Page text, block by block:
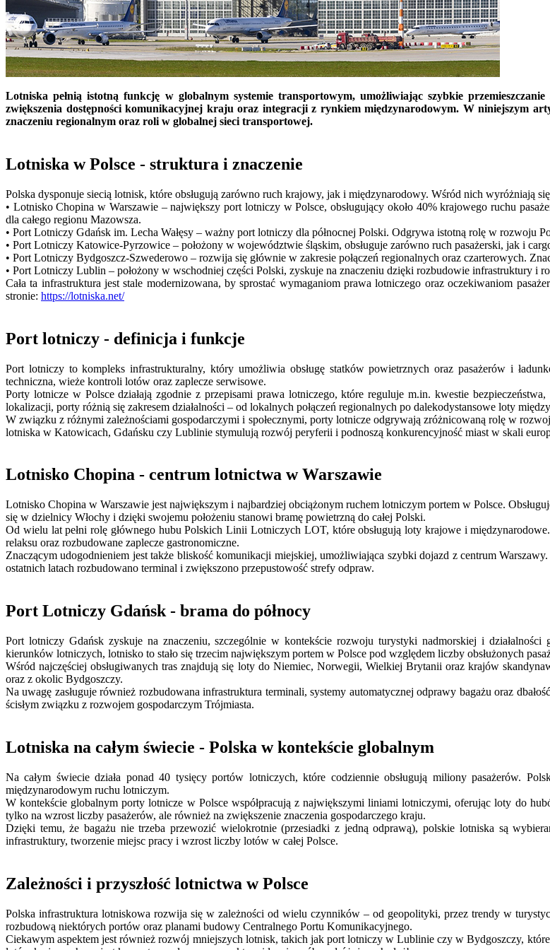
Lotniska pełnią istotną funkcję w globalnym systemie transportowym, umożliwiając szybkie
zwiększenia dostępności komunikacyjnej kraju oraz integracji z rynkiem międzynarodowym. W niniejszym
znaczeniu regionalnym oraz roli w globalnej sieci transportowej.
Lotniska w Polsce - struktura i znaczenie
Polska dysponuje siecią lotnisk, które obsługują zarówno ruch krajowy, jak i międzynarodowy. Wśród nich wyróżniają
• Lotnisko Chopina w Warszawie – największy port lotniczy w Polsce, obsługujący około 40% krajowego ruchu
dla całego regionu Mazowsza.
• Port Lotniczy Gdańsk im. Lecha Wałęsy – ważny port lotniczy dla północnej Polski. Odgrywa istotną rolę w rozwoju
• Port Lotniczy Katowice-Pyrzowice – położony w województwie śląskim, obsługuje zarówno ruch pasażerski, jak i
• Port Lotniczy Bydgoszcz-Szwederowo – rozwija się głównie w zakresie połączeń regionalnych oraz czarterowych.
• Port Lotniczy Lublin – położony w wschodniej części Polski, zyskuje na znaczeniu dzięki rozbudowie infrastruktury i
Cała ta infrastruktura jest stale modernizowana, by sprostać wymaganiom prawa lotniczego oraz oczekiwaniom
stronie: https://lotniska.net/
Port lotniczy - definicja i funkcje
Port lotniczy to kompleks infrastrukturalny, który umożliwia obsługę statków powietrznych oraz pasażerów i
techniczna, wieże kontroli lotów oraz zaplecze serwisowe.
Porty lotnicze w Polsce działają zgodnie z przepisami prawa lotniczego, które reguluje m.in. kwestie
lokalizacji, porty różnią się zakresem działalności – od lokalnych połączeń regionalnych po dalekodystansowe loty
W związku z różnymi zależnościami gospodarczymi i społecznymi, porty lotnicze odgrywają zróżnicowaną rolę w
lotniska w Katowicach, Gdańsku czy Lublinie stymulują rozwój peryferii i podnoszą konkurencyjność miast w skali
Lotnisko Chopina - centrum lotnictwa w Warszawie
Lotnisko Chopina w Warszawie jest największym i najbardziej obciążonym ruchem lotniczym portem w Polsce.
się w dzielnicy Włochy i dzięki swojemu położeniu stanowi bramę powietrzną do całej Polski.
Od wielu lat pełni rolę głównego hubu Polskich Linii Lotniczych LOT, które obsługują loty krajowe i
relaksu oraz rozbudowane zaplecze gastronomiczne.
Znaczącym udogodnieniem jest także bliskość komunikacji miejskiej, umożliwiająca szybki dojazd z centrum
ostatnich latach rozbudowano terminal i zwiększono przepustowość strefy odpraw.
Port Lotniczy Gdańsk - brama do północy
Port lotniczy Gdańsk zyskuje na znaczeniu, szczególnie w kontekście rozwoju turystyki nadmorskiej i
kierunków lotniczych, lotnisko to stało się trzecim największym portem w Polsce pod względem liczby obsłużonych
Wśród najczęściej obsługiwanych tras znajdują się loty do Niemiec, Norwegii, Wielkiej Brytanii oraz krajów
oraz z okolic Bydgoszczy.
Na uwagę zasługuje również rozbudowana infrastruktura terminali, systemy automatycznej odprawy bagażu oraz
ścisłym związku z rozwojem gospodarczym Trójmiasta.
Lotniska na całym świecie - Polska w kontekście globalnym
Na całym świecie działa ponad 40 tysięcy portów lotniczych, które codziennie obsługują miliony pasażerów.
międzynarodowym ruchu lotniczym.
W kontekście globalnym porty lotnicze w Polsce współpracują z największymi liniami lotniczymi, oferując loty do
tylko na wzrost liczby pasażerów, ale również na zwiększenie znaczenia gospodarczego kraju.
Dzięki temu, że bagażu nie trzeba przewozić wielokrotnie (przesiadki z jedną odprawą), polskie lotniska są
infrastruktury, tworzenie miejsc pracy i wzrost liczby lotów w całej Polsce.
Zależności i przyszłość lotnictwa w Polsce
Polska infrastruktura lotniskowa rozwija się w zależności od wielu czynników – od geopolityki, przez trendy w
rozbudową niektórych portów oraz planami budowy Centralnego Portu Komunikacyjnego.
Ciekawym aspektem jest również rozwój mniejszych lotnisk, takich jak port lotniczy w Lublinie czy w Bydgoszczy,